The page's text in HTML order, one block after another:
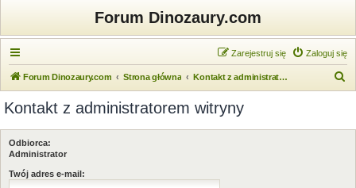
Forum Dinozaury.com
Zaloguj się
Zarejestruj się
Forum Dinozaury.com Strona główna Kontakt z administratorem witryny
k
Kontakt z administratorem witryny
Odbiorca:
Administrator
Twój adres e-mail: